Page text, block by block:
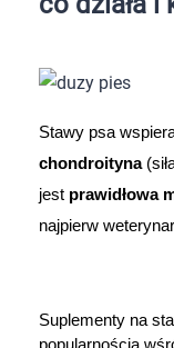
Dziecko
Higiena
Kosmetyki
Zdrowy styl życia
Stawy psa
chondroityna
jest prawidłowa
najpierw
Suplementy na